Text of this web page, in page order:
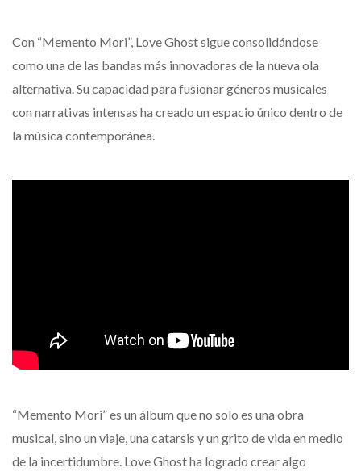
Con “Memento Mori”, Love Ghost sigue consolidándose
como una de las bandas más innovadoras de la nueva ola
alternativa. Su capacidad para fusionar géneros musicales
con narrativas intensas ha creado un espacio único dentro de
la música contemporánea.
“Memento Mori” es un álbum que no solo es una obra
musical, sino un viaje, una catarsis y un grito de vida en medio
de la incertidumbre. Love Ghost ha logrado crear algo